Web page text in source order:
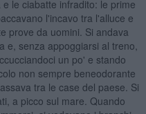
le ciabatte infradito: le prime
l'incavo tra l'alluce e
prove da uomini. Si andava
e, senza appoggiarsi al treno,
un po' e stando
non sempre beneodorante
tra le case del paese. Si
a picco sul mare. Quando